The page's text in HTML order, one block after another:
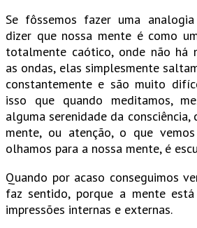
Se fôssemos fazer uma
dizer que nossa mente é como
totalmente caótico, onde não há
as ondas, elas simplesmente
constantemente e são muito
isso que quando meditamos,
alguma serenidade da
mente, ou atenção, o que
olhamos para a nossa mente, é
Quando por acaso conseguimos
faz sentido, porque a mente
impressões internas e externas.